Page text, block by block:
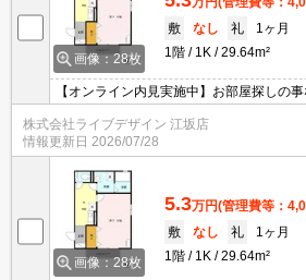
画像：28枚
万円(管理費等：
敷
なし 礼
1ヶ月
1階
1K 29.64m²
【オンライン内見実施中】お部屋探しの
店にお任せ下さい！！
株式会社ライブデザイン 江坂店
情報更新日 2026/07/28
画像：28枚
5.3万円(管理費等：
敷
なし 礼
1ヶ月
1階
1K 29.64m²